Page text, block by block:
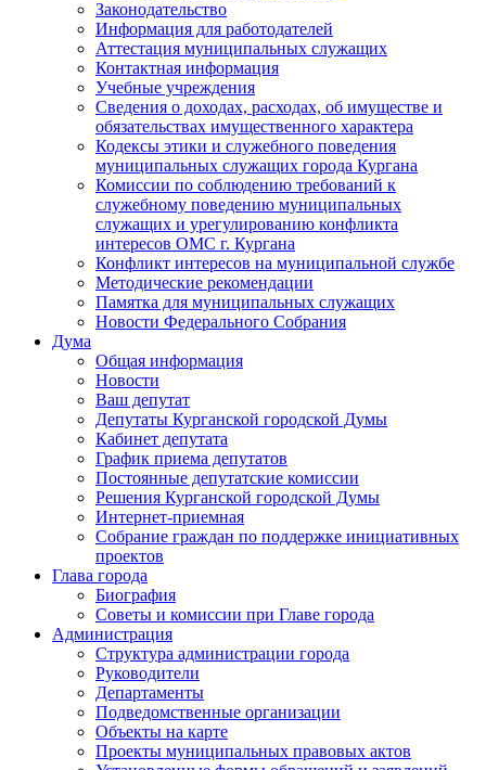
Законодательство
Информация для работодателей
Аттестация муниципальных служащих
Контактная информация
Учебные учреждения
Сведения о доходах, расходах, об имуществе и
обязательствах имущественного характера
Кодексы этики и служебного поведения
муниципальных служащих города Кургана
Комиссии по соблюдению требований к
служебному поведению муниципальных
служащих и урегулированию конфликта
интересов ОМС г. Кургана
Конфликт интересов на муниципальной службе
Методические рекомендации
Памятка для муниципальных служащих
Новости Федерального Cобрания
Дума
Общая информация
Новости
Ваш депутат
Депутаты Курганской городской Думы
Кабинет депутата
График приема депутатов
Постоянные депутатские комиссии
Решения Курганской городской Думы
Интернет-приемная
Собрание граждан по поддержке инициативных
проектов
Глава города
Биография
Советы и комиссии при Главе города
Администрация
Структура администрации города
Руководители
Департаменты
Подведомственные организации
Объекты на карте
Проекты муниципальных правовых актов